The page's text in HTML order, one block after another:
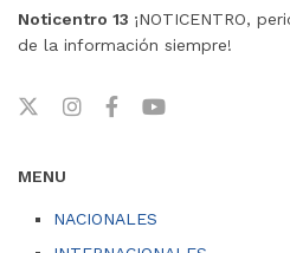
Noticentro 13 ¡NOTICENTRO,
de la información siempre!
MENU
NACIONALES